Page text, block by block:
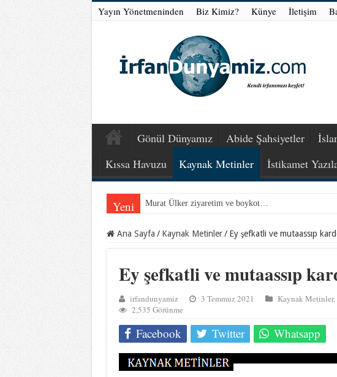
Yayın Yönetmeninden Biz Kimiz? Künye İletişim
Gönül Dünyamız Abide Şahsiyetler
Kıssa Havuzu
Kaynak Metinler İstikamet
Yeni Murat Ülker ziyaretim ve boykot…
Mevlana Hazretlerini nerede arayalım?
Ana Sayfa / Kaynak Metinler / Ey şefkatli ve mutaassıp
Ey şefkatli ve mutaassıp
irfandunyamiz 3 Temmuz 2021 Kaynak Metinler,
2,535 Görünme
Facebook Twitter Whatsapp